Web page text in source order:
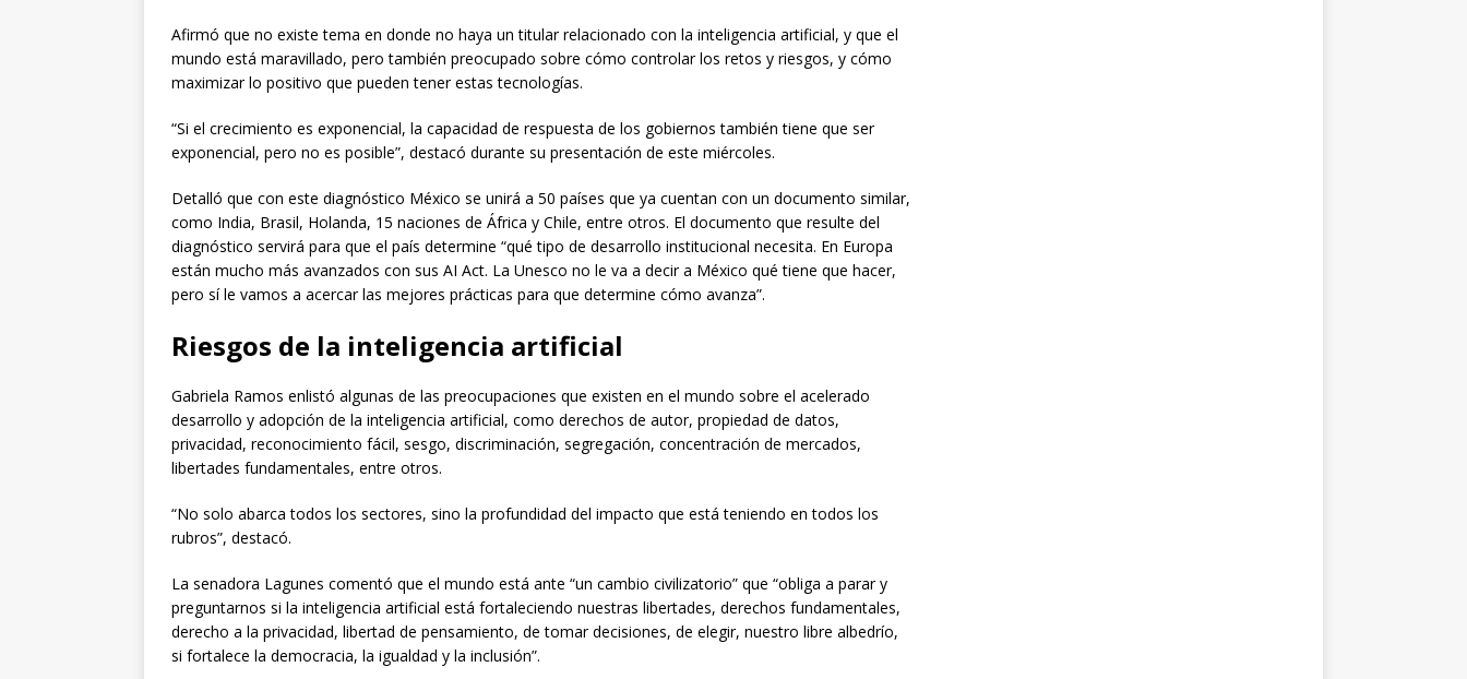
Afirmó que no existe tema en donde no haya un titular relacionado con la inteligencia artificial, y que el
mundo está maravillado, pero también preocupado sobre cómo controlar los retos y riesgos, y cómo
maximizar lo positivo que pueden tener estas tecnologías.
“Si el crecimiento es exponencial, la capacidad de respuesta de los gobiernos también tiene que ser
exponencial, pero no es posible”, destacó durante su presentación de este miércoles.
Detalló que con este diagnóstico México se unirá a 50 países que ya cuentan con un documento similar,
como India, Brasil, Holanda, 15 naciones de África y Chile, entre otros. El documento que resulte del
diagnóstico servirá para que el país determine “qué tipo de desarrollo institucional necesita. En Europa
están mucho más avanzados con sus AI Act. La Unesco no le va a decir a México qué tiene que hacer,
pero sí le vamos a acercar las mejores prácticas para que determine cómo avanza”.
Riesgos de la inteligencia artificial
Gabriela Ramos enlistó algunas de las preocupaciones que existen en el mundo sobre el acelerado
desarrollo y adopción de la inteligencia artificial, como derechos de autor, propiedad de datos,
privacidad, reconocimiento fácil, sesgo, discriminación, segregación, concentración de mercados,
libertades fundamentales, entre otros.
“No solo abarca todos los sectores, sino la profundidad del impacto que está teniendo en todos los
rubros”, destacó.
La senadora Lagunes comentó que el mundo está ante “un cambio civilizatorio” que “obliga a parar y
preguntarnos si la inteligencia artificial está fortaleciendo nuestras libertades, derechos fundamentales,
derecho a la privacidad, libertad de pensamiento, de tomar decisiones, de elegir, nuestro libre albedrío,
si fortalece la democracia, la igualdad y la inclusión”.